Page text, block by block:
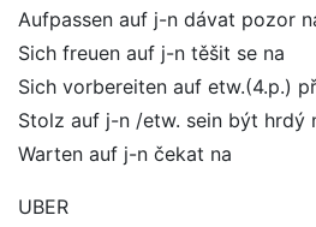
Aufpassen auf j-n dávat pozor
Sich freuen auf j-n těšit se na
Sich vorbereiten auf etw.(4.p.)
Stolz auf j-n /etw. sein být hrdý
Warten auf j-n čekat na
UBER